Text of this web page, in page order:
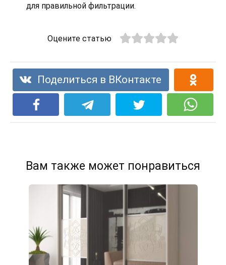
для правильной фильтрации.
Оцените статью
Поделиться в ВКонтакте
Вам также может понравиться